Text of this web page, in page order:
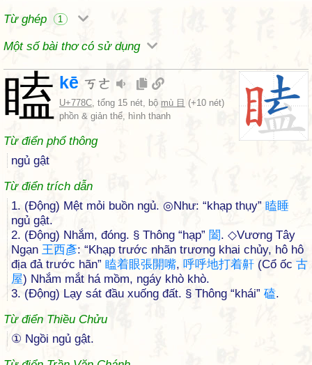
Từ ghép 1
Một số bài thơ có sử dụng
瞌 kē ㄎㄜ
U+778C, tổng 15 nét, bộ mù 目 (+10 nét)
phồn & giản thể, hình thanh
Từ điển phổ thông
ngủ gật
Từ điển trích dẫn
1. (Động) Mệt mỏi buồn ngủ. ◎Như: “khạp thụy” 瞌睡
ngủ gật.
2. (Động) Nhắm, đóng. § Thông “hạp” 闔. ◇Vương Tây
Ngạn 王西彥: “Khạp trước nhãn trương khai chủy, hô hô
địa đả trước hãn” 瞌着眼張開嘴, 呼呼地打着鼾 (Cổ ốc 古
屋) Nhắm mắt há mồm, ngáy khò khò.
3. (Động) Lạy sát đầu xuống đất. § Thông “khái” 磕.
Từ điển Thiều Chửu
① Ngồi ngủ gật.